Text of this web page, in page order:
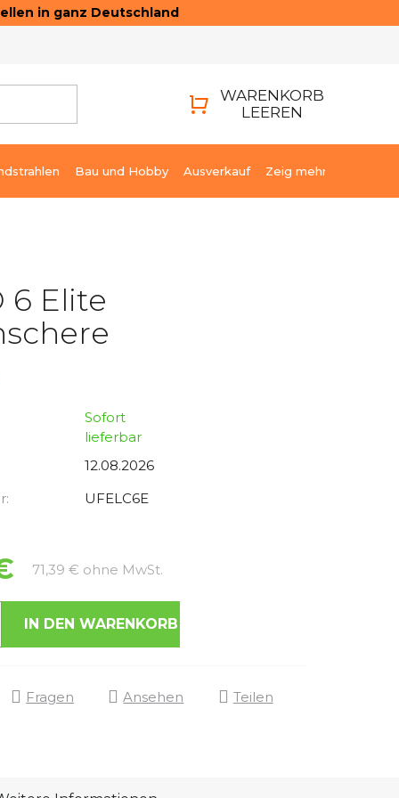
in ganz Deutschland
WARENKORB
LEEREN
Bau und Hobby Ausverkauf Zeig mehr
6 Elite
Sofort
lieferbar
12.08.2026
UFELC6E
71,39 € ohne MwSt.
IN DEN WARENKORB
Fragen Ansehen Teilen